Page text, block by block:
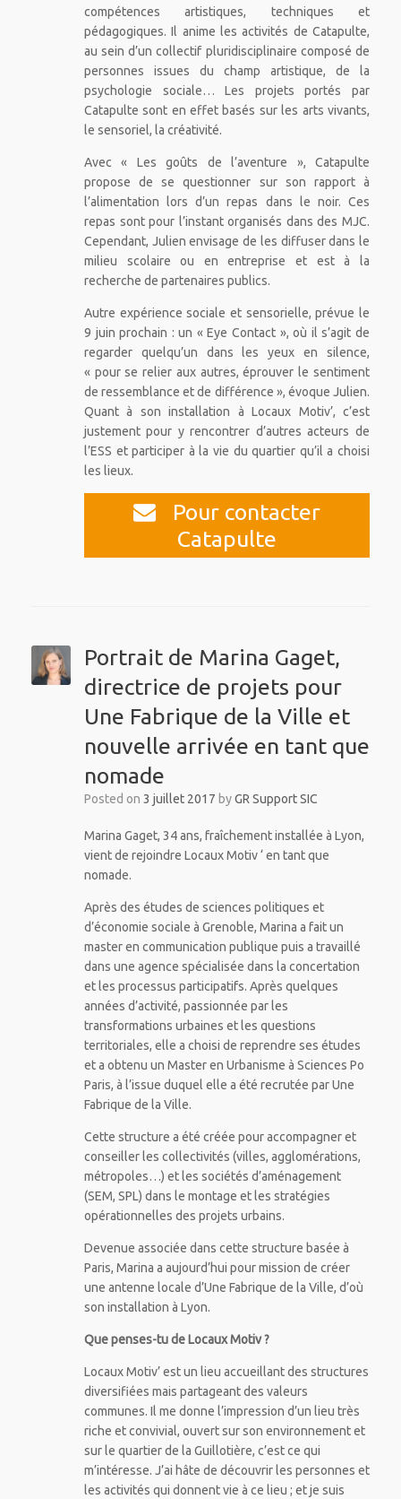
compétences artistiques, techniques et
pédagogiques. Il anime les activités de Catapulte,
au sein d’un collectif pluridisciplinaire composé de
personnes issues du champ artistique, de la
psychologie sociale… Les projets portés par
Catapulte sont en effet basés sur les arts vivants,
le sensoriel, la créativité.
Avec « Les goûts de l’aventure », Catapulte
propose de se questionner sur son rapport à
l’alimentation lors d’un repas dans le noir. Ces
repas sont pour l’instant organisés dans des MJC.
Cependant, Julien envisage de les diffuser dans le
milieu scolaire ou en entreprise et est à la
recherche de partenaires publics.
Autre expérience sociale et sensorielle, prévue le
9 juin prochain : un « Eye Contact », où il s’agit de
regarder quelqu’un dans les yeux en silence,
« pour se relier aux autres, éprouver le sentiment
de ressemblance et de différence », évoque Julien.
Quant à son installation à Locaux Motiv’, c’est
justement pour y rencontrer d’autres acteurs de
l’ESS et participer à la vie du quartier qu’il a choisi
les lieux.
Pour contacter
Catapulte
Portrait de Marina Gaget,
directrice de projets pour
Une Fabrique de la Ville et
nouvelle arrivée en tant que
nomade
Posted on 3 juillet 2017 byGR Support SIC
Marina Gaget, 34 ans, fraîchement installée à Lyon,
vient de rejoindre Locaux Motiv ‘ en tant que
nomade.
Après des études de sciences politiques et
d’économie sociale à Grenoble, Marina a fait un
master en communication publique puis a travaillé
dans une agence spécialisée dans la concertation
et les processus participatifs. Après quelques
années d’activité, passionnée par les
transformations urbaines et les questions
territoriales, elle a choisi de reprendre ses études
et a obtenu un Master en Urbanisme à Sciences Po
Paris, à l’issue duquel elle a été recrutée par Une
Fabrique de la Ville.
Cette structure a été créée pour accompagner et
conseiller les collectivités (villes, agglomérations,
métropoles…) et les sociétés d’aménagement
(SEM, SPL) dans le montage et les stratégies
opérationnelles des projets urbains.
Devenue associée dans cette structure basée à
Paris, Marina a aujourd’hui pour mission de créer
une antenne locale d’Une Fabrique de la Ville, d’où
son installation à Lyon.
Que penses-tu de Locaux Motiv ?
Locaux Motiv’ est un lieu accueillant des structures
diversifiées mais partageant des valeurs
communes. Il me donne l’impression d’un lieu très
riche et convivial, ouvert sur son environnement et
sur le quartier de la Guillotière, c’est ce qui
m’intéresse. J’ai hâte de découvrir les personnes et
les activités qui donnent vie à ce lieu ; et je suis